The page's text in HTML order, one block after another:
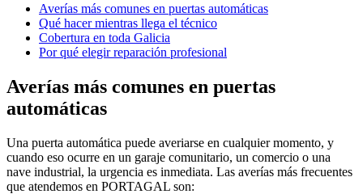
Averías más comunes en puertas automáticas
Qué hacer mientras llega el técnico
Cobertura en toda Galicia
Por qué elegir reparación profesional
Averías más comunes en puertas
automáticas
Una puerta automática puede averiarse en cualquier momento, y
cuando eso ocurre en un garaje comunitario, un comercio o una
nave industrial, la urgencia es inmediata. Las averías más frecuentes
que atendemos en PORTAGAL son: